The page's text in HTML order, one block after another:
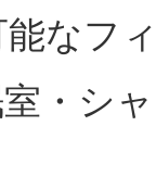
能なフ
室・シ